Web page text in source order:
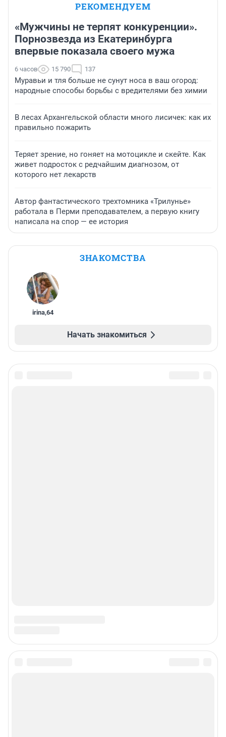
РЕКОМЕНДУЕМ
«Мужчины не терпят конкуренции».
Порнозвезда из Екатеринбурга
впервые показала своего мужа
6 часов 15 790 137
Муравьи и тля больше не сунут носа в ваш огород:
народные способы борьбы с вредителями без химии
В лесах Архангельской области много лисичек: как их
правильно пожарить
Теряет зрение, но гоняет на мотоцикле и скейте. Как
живет подросток с редчайшим диагнозом, от
которого нет лекарств
Автор фантастического трехтомника «Трилунье»
работала в Перми преподавателем, а первую книгу
написала на спор — ее история
ЗНАКОМСТВА
irina,64
Начать знакомиться